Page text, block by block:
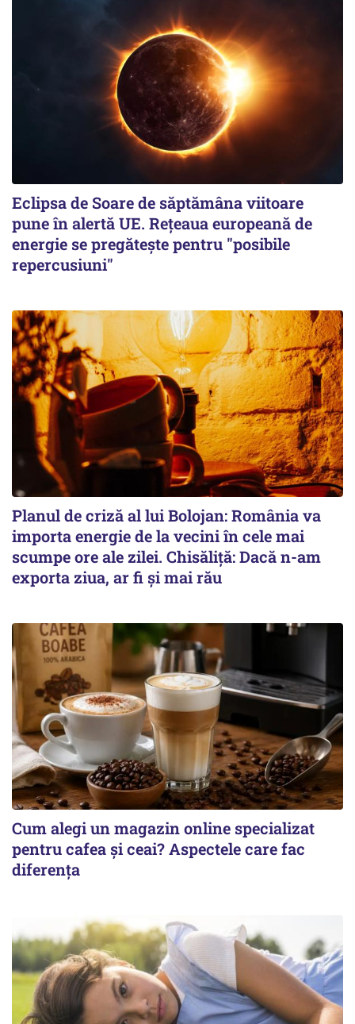
Eclipsa de Soare de săptămâna viitoare
pune în alertă UE. Rețeaua europeană de
energie se pregătește pentru "posibile
repercusiuni"
Planul de criză al lui Bolojan: România va
importa energie de la vecini în cele mai
scumpe ore ale zilei. Chisăliță: Dacă n-am
exporta ziua, ar fi și mai rău
Cum alegi un magazin online specializat
pentru cafea și ceai? Aspectele care fac
diferența